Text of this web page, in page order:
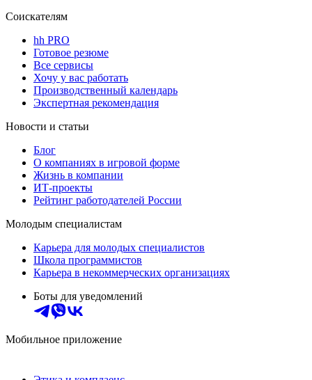
Соискателям
hh PRO
Готовое резюме
Все сервисы
Хочу у вас работать
Производственный календарь
Экспертная рекомендация
Новости и статьи
Блог
О компаниях в игровой форме
Жизнь в компании
ИТ-проекты
Рейтинг работодателей России
Молодым специалистам
Карьера для молодых специалистов
Школа программистов
Карьера в некоммерческих организациях
Боты для уведомлений
Мобильное приложение